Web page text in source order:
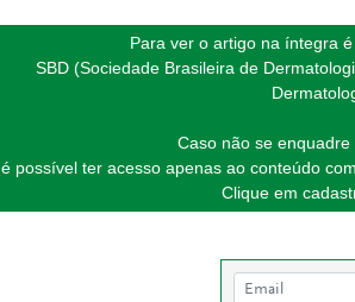
Para ver o artigo na íntegra
SBD (Sociedade Brasileira de
Caso não se
é possível ter acesso apenas ao conteúdo
Clique em